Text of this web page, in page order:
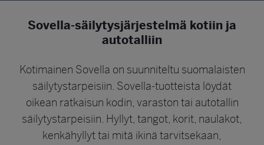
Sovella-säilytysjärjestelmä kotiin ja
autotalliin
Kotimainen Sovella on suunniteltu suomalaisten
säilytystarpeisiin. Sovella-tuotteista löydät
oikean ratkaisun kodin, varaston tai autotallin
säilytystarpeisiin. Hyllyt, tangot, korit, naulakot,
kenkähyllyt tai mitä ikinä tarvitsekaan,